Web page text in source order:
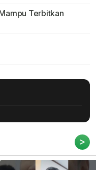
Terbitkan
>